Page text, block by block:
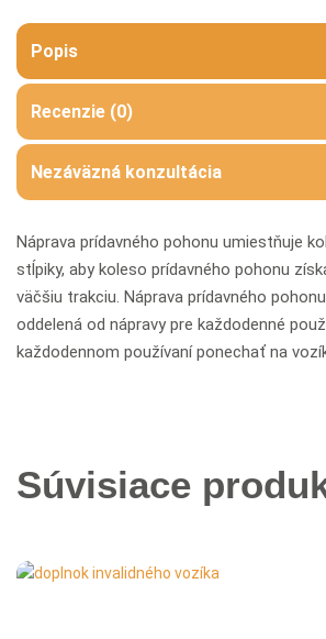
Popis
Recenzie (0)
Nezáväzná konzultácia
Náprava prídavného pohonu umiestňuje
stĺpiky, aby koleso prídavného pohonu
väčšiu trakciu. Náprava prídavného
oddelená od nápravy pre každodenné
každodennom používaní ponechať na
Súvisiace